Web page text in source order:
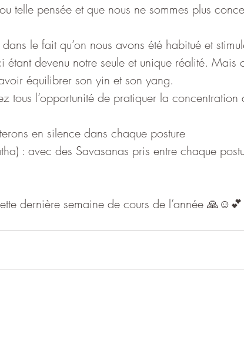
telle pensée et que nous ne sommes plus
le fait qu’on nous avons été habitué et
devenu notre seule et unique réalité. Mais
équilibrer son yin et son yang.
tous l’opportunité de pratiquer la concentration
en silence dans chaque posture
: avec des Savasanas pris entre chaque
dernière semaine de cours de l’année 🙏☺️💕